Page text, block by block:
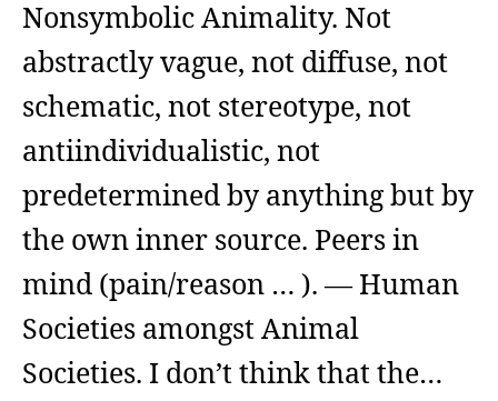
Nonsymbolic Animality. Not
abstractly vague, not diffuse, not
schematic, not stereotype, not
antiindividualistic, not
predetermined by anything but by
the own inner source. Peers in
mind (pain/reason … ). — Human
Societies amongst Animal
Societies. I don’t think that the…